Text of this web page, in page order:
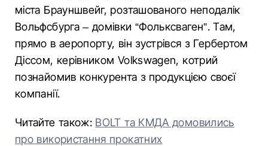
міста Брауншвейг, розташованого неподалік
Вольфсбурга – домівки “Фольксваген”. Там,
прямо в аеропорту, він зустрівся з Гербертом
Діссом, керівником Volkswagen, котрий
познайомив конкурента з продукцією своєї
компанії.
Читайте також: BOLT та КМДА домовились
про використання прокатних